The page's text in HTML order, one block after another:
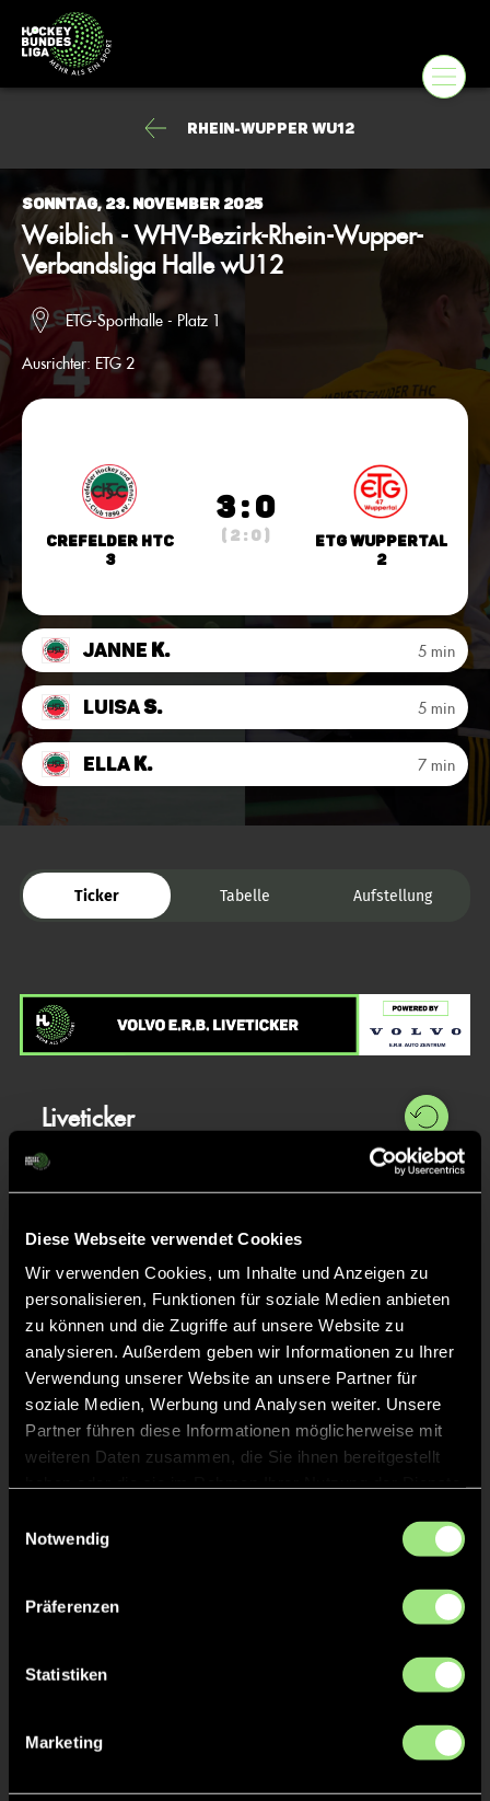
Diese Webseite verwendet Cookies
Wir verwenden Cookies, um Inhalte und Anzeigen zu
personalisieren, Funktionen für soziale Medien anbieten
zu können und die Zugriffe auf unsere Website zu
analysieren. Außerdem geben wir Informationen zu Ihrer
Verwendung unserer Website an unsere Partner für
soziale Medien, Werbung und Analysen weiter. Unsere
Partner führen diese Informationen möglicherweise mit
weiteren Daten zusammen, die Sie ihnen bereitgestellt
Notwendig
Präferenzen
Statistiken
Marketing
Rhein-Wupper wU12
Sonntag, 23. November 2025
Weiblich - WHV-Bezirk-Rhein-Wupper-
Verbandsliga Halle wU12
ETG-Sporthalle - Platz 1
Ausrichter: ETG 2
Crefelder HTC
3
3 : 0
( 2 : 0 )
ETG Wuppertal
2
Janne K. 5 min
LuisaS. 5 min
EllaK. 7 min
Ticker Tabelle Aufstellung
Liveticker
7' TOR 3:0, FELDTOR
EllaK.
TOR 2:0, FELDTOR
5'